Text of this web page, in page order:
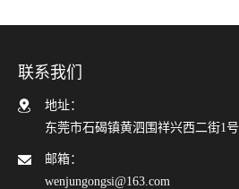
联系我们
地址：
东莞市石碣镇黄泗围祥兴西二街1号
邮箱：
wenjungongsi@163.com